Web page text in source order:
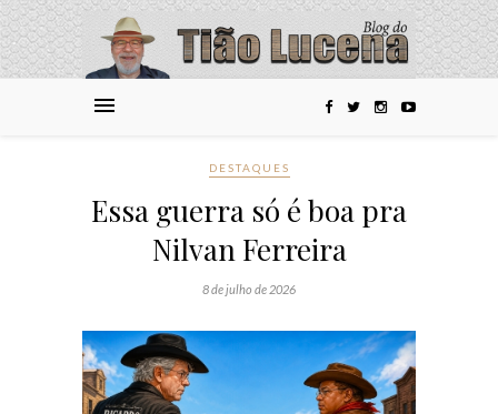
DESTAQUES
Essa guerra só é boa pra
Nilvan Ferreira
8 de julho de 2026